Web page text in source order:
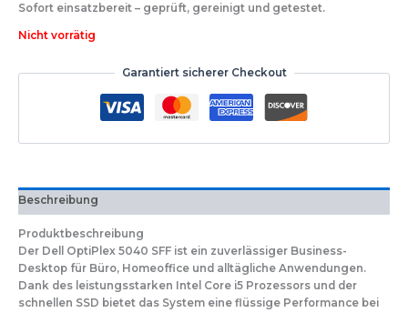
Sofort einsatzbereit – geprüft, gereinigt und getestet.
Nicht vorrätig
Garantiert sicherer Checkout
Beschreibung
Produktbeschreibung
Der Dell OptiPlex 5040 SFF ist ein zuverlässiger Business-
Desktop für Büro, Homeoffice und alltägliche Anwendungen.
Dank des leistungsstarken Intel Core i5 Prozessors und der
schnellen SSD bietet das System eine flüssige Performance bei